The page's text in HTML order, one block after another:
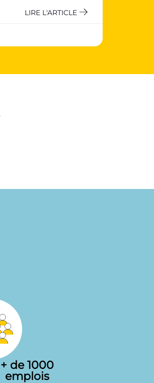
LIRE L'ARTICLE
+ de 1000
emplois